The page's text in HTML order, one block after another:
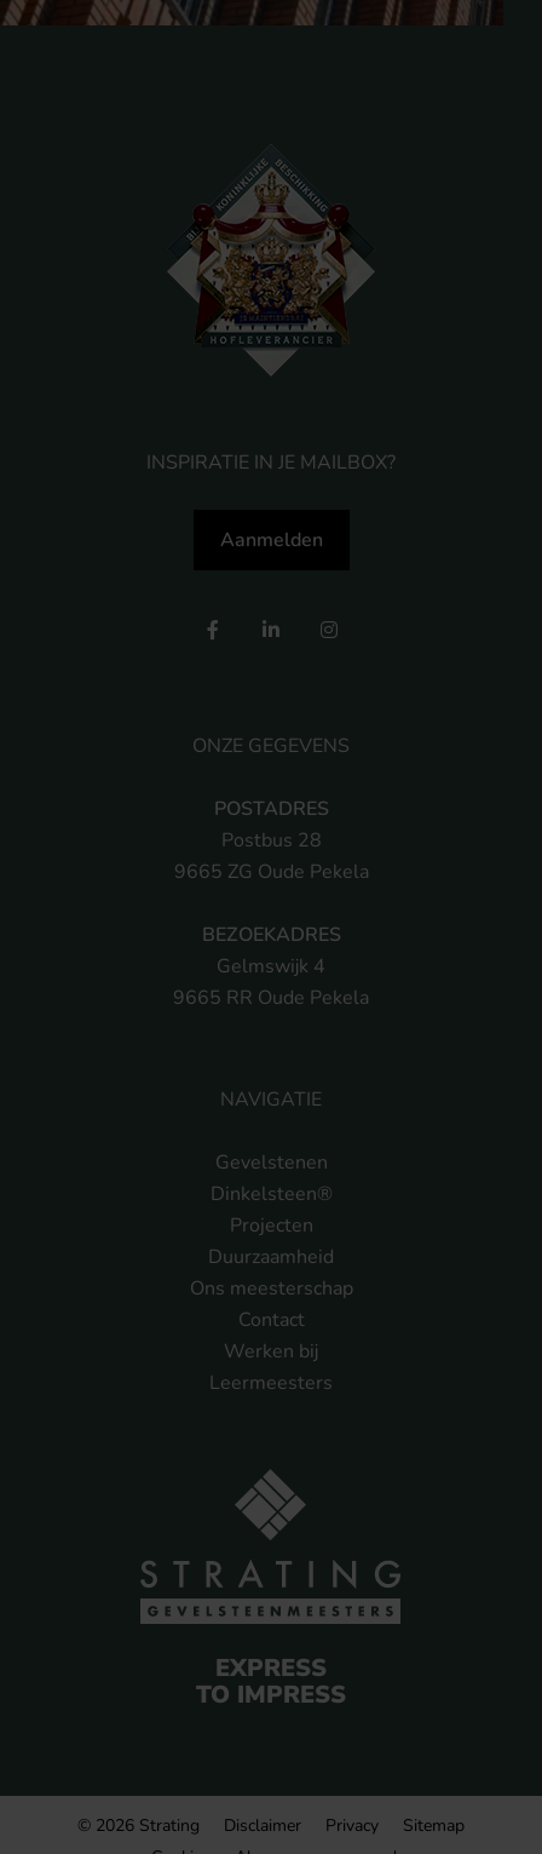
EXPRESS
TO IMPRESS
NAVIGATIE
Gevelstenen
Dinkelsteen®
Projecten
Duurzaamheid
Ons meesterschap
Contact
Werken bij
Leermeesters
ONZE GEGEVENS
POSTADRES
Postbus 28
9665 ZG Oude Pekela
BEZOEKADRES
Gelmswijk 4
9665 RR Oude Pekela
INSPIRATIE IN JE MAILBOX?
Aanmelden
© 2026 Strating Disclaimer Privacy
Sitemap